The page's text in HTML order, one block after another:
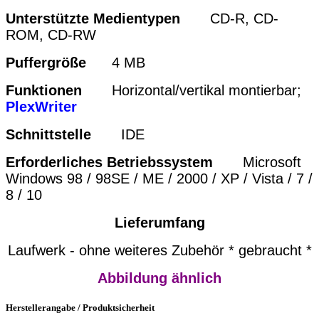
Unterstützte Medientypen CD-R, CD-
ROM, CD-RW
Puffergröße 4 MB
Funktionen Horizontal/vertikal montierbar;
PlexWriter
Schnittstelle IDE
Erforderliches Betriebssystem Microsoft
Windows 98 / 98SE / ME / 2000 / XP / Vista / 7 /
8 / 10
Lieferumfang
Laufwerk - ohne weiteres Zubehör * gebraucht *
Abbildung ähnlich
Herstellerangabe / Produktsicherheit